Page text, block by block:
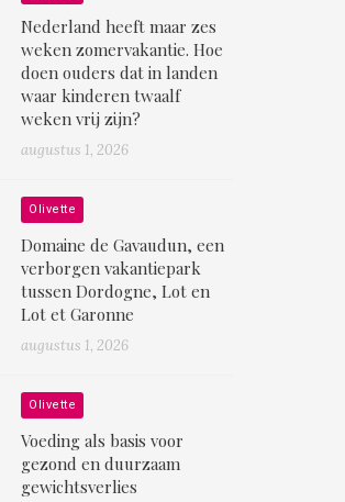
Nederland heeft maar zes
weken zomervakantie. Hoe
doen ouders dat in landen
waar kinderen twaalf
weken vrij zijn?
augustus 1, 2026
Olivette
Domaine de Gavaudun, een
verborgen vakantiepark
tussen Dordogne, Lot en
Lot et Garonne
augustus 1, 2026
Olivette
Voeding als basis voor
gezond en duurzaam
gewichtsverlies